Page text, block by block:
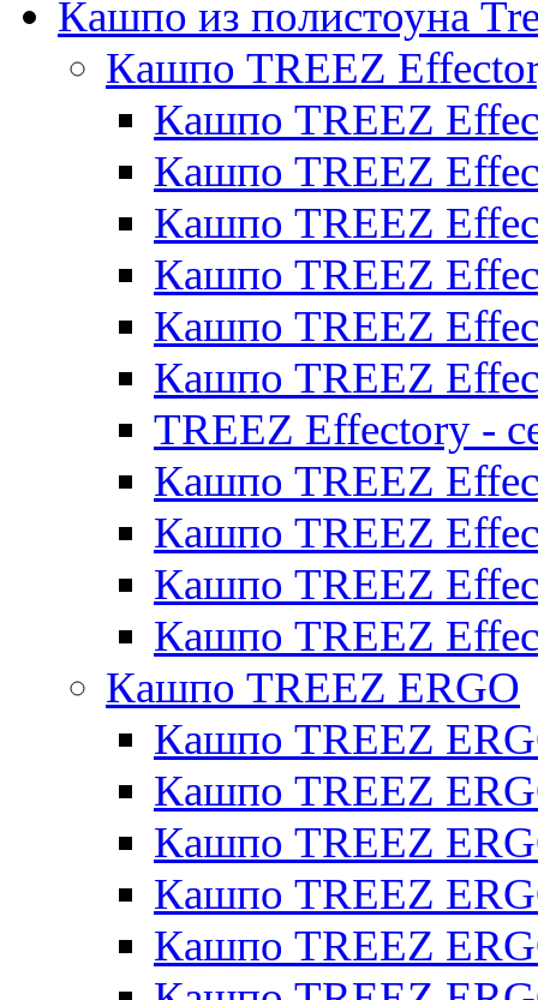
Кашпо из полистоуна
Кашпо TREEZ
Кашпо TREEZ
Кашпо TREEZ
Кашпо TREEZ
Кашпо TREEZ
Кашпо TREEZ
Кашпо TREEZ
TREEZ Effectory -
Кашпо TREEZ
Кашпо TREEZ
Кашпо TREEZ
Кашпо TREEZ
Кашпо TREEZ ERGO
Кашпо TREEZ
Кашпо TREEZ
Кашпо TREEZ
Кашпо TREEZ
Кашпо TREEZ